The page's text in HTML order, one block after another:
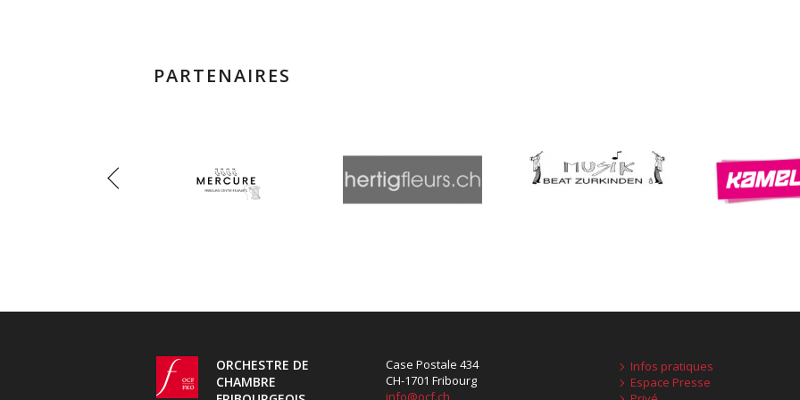
PARTENAIRES
Previous
ORCHESTRE DE
CHAMBRE
Case Postale 434
CH-1701 Fribourg
info@ocf.ch
Infos pratiques
Espace Presse